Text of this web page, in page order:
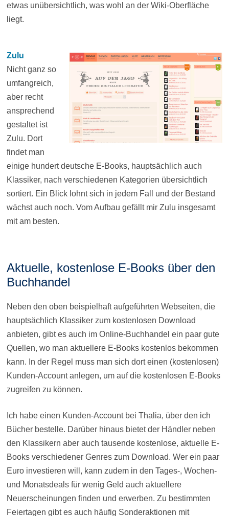
etwas unübersichtlich, was wohl an der Wiki-Oberfläche
liegt.
Zulu
Nicht ganz so
umfangreich,
aber recht
ansprechend
gestaltet ist
Zulu. Dort
findet man
einige hundert deutsche E-Books, hauptsächlich auch
Klassiker, nach verschiedenen Kategorien übersichtlich
sortiert. Ein Blick lohnt sich in jedem Fall und der Bestand
wächst auch noch. Vom Aufbau gefällt mir Zulu insgesamt
mit am besten.
Aktuelle, kostenlose E-Books über den
Buchhandel
Neben den oben beispielhaft aufgeführten Webseiten, die
hauptsächlich Klassiker zum kostenlosen Download
anbieten, gibt es auch im Online-Buchhandel ein paar gute
Quellen, wo man aktuellere E-Books kostenlos bekommen
kann. In der Regel muss man sich dort einen (kostenlosen)
Kunden-Account anlegen, um auf die kostenlosen E-Books
zugreifen zu können.
Ich habe einen Kunden-Account bei Thalia, über den ich
Bücher bestelle. Darüber hinaus bietet der Händler neben
den Klassikern aber auch tausende kostenlose, aktuelle E-
Books verschiedener Genres zum Download. Wer ein paar
Euro investieren will, kann zudem in den Tages-, Wochen-
und Monatsdeals für wenig Geld auch aktuellere
Neuerscheinungen finden und erwerben. Zu bestimmten
Feiertagen gibt es auch häufig Sonderaktionen mit